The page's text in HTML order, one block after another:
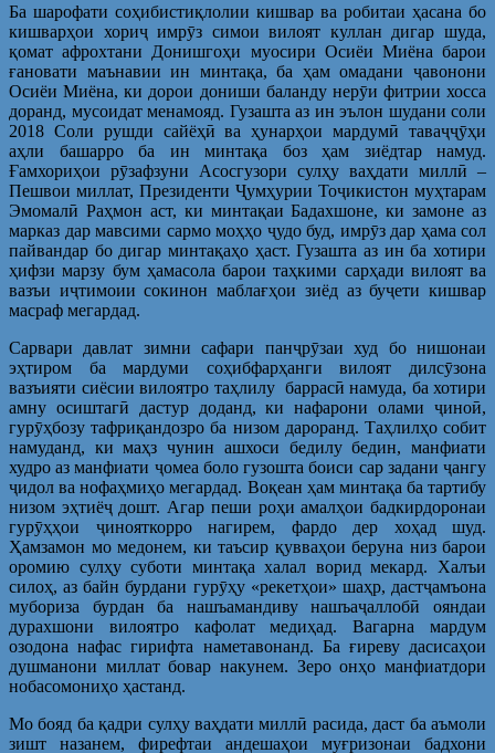
Ба шарофати соҳибистиқлолии кишвар ва робитаи ҳасана бо
кишварҳои хориҷ имрӯз симои вилоят куллан дигар шуда,
қомат афрохтани Донишгоҳи муосири Осиёи Миёна барои
ғановати маънавии ин минтақа, ба ҳам омадани ҷавонони
Осиёи Миёна, ки дорои дониши баланду нерӯи фитрии хосса
доранд, мусоидат менамояд. Гузашта аз ин эълон шудани соли
2018 Соли рушди сайёҳӣ ва ҳунарҳои мардумӣ таваҷҷӯҳи
аҳли башарро ба ин минтақа боз ҳам зиёдтар намуд.
Ғамхориҳои рӯзафзуни Асосгузори сулҳу ваҳдати миллӣ –
Пешвои миллат, Президенти Ҷумҳурии Тоҷикистон муҳтарам
Эмомалӣ Раҳмон аст, ки минтақаи Бадахшоне, ки замоне аз
марказ дар мавсими сармо моҳҳо ҷудо буд, имрӯз дар ҳама сол
пайвандар бо дигар минтақаҳо ҳаст. Гузашта аз ин ба хотири
ҳифзи марзу бум ҳамасола барои таҳкими сарҳади вилоят ва
вазъи иҷтимоии сокинон маблағҳои зиёд аз буҷети кишвар
масраф мегардад.
Сарвари давлат зимни сафари панҷрӯзаи худ бо нишонаи
эҳтиром ба мардуми соҳибфарҳанги вилоят дилсӯзона
вазъияти сиёсии вилоятро таҳлилу баррасӣ намуда, ба хотири
амну осиштагӣ дастур доданд, ки нафарони олами ҷиноӣ,
гурӯҳбозу тафриқандозро ба низом дароранд. Таҳлилҳо собит
намуданд, ки маҳз чунин ашхоси бедилу бедин, манфиати
худро аз манфиати ҷомеа боло гузошта боиси сар задани ҷангу
ҷидол ва нофаҳмиҳо мегардад. Воқеан ҳам минтақа ба тартибу
низом эҳтиёҷ дошт. Агар пеши роҳи амалҳои бадкирдоронаи
гурӯҳҳои ҷинояткорро нагирем, фардо дер хоҳад шуд.
Ҳамзамон мо медонем, ки таъсир қувваҳои беруна низ барои
оромию сулҳу суботи минтақа халал ворид мекард. Халъи
силоҳ, аз байн бурдани гурӯҳу «рекетҳои» шаҳр, дастҷамъона
мубориза бурдан ба нашъамандиву нашъаҷаллобӣ ояндаи
дурахшони вилоятро кафолат медиҳад. Вагарна мардум
озодона нафас гирифта наметавонанд. Ба ғиреву дасисаҳои
душманони миллат бовар накунем. Зеро онҳо манфиатдори
нобасомониҳо ҳастанд.
Мо бояд ба қадри сулҳу ваҳдати миллӣ расида, даст ба аъмоли
зишт назанем, фирефтаи андешаҳои муғризонаи бадхони